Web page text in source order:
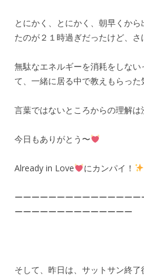
とにかく、とにかく、朝早くか
たのが２１時過ぎだったけど、さ
無駄なエネルギーを消耗をしな
て、一緒に居る中で教えもらっ
言葉ではないところからの理解は
今日もありがとう〜
Already in Love にカンパイ！
ーーーーーーーーーーーーーー
ーーーーーーーーーーーーーー
そして、昨日は、サットサン終